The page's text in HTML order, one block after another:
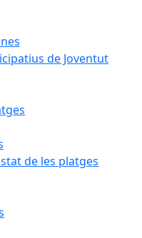
de Joventut
de les platges